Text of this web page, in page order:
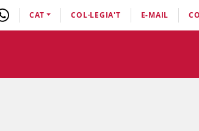
CAT COL·LEGIA'T E-MAIL